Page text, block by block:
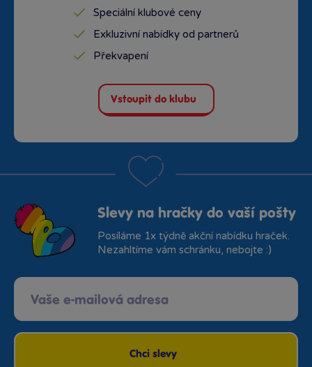
Speciální klubové ceny
Exkluzivní nabídky od partnerů
Překvapení
Vstoupit do klubu
Slevy na hračky do vaší pošty
Posíláme 1x týdně akční nabídku hraček.
Nezahltíme vám schránku, nebojte :)
Chci slevy